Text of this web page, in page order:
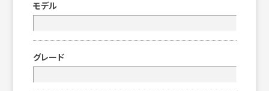
モデル
グレード